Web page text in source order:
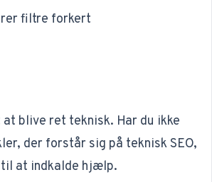
filtre forkert
blive ret teknisk. Har du ikke
der forstår sig på teknisk SEO,
at indkalde hjælp.